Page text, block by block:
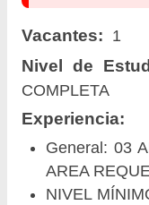
Vacantes: 1
Nivel de
COMPLETA
Experiencia:
General: 03
AREA
NIVEL